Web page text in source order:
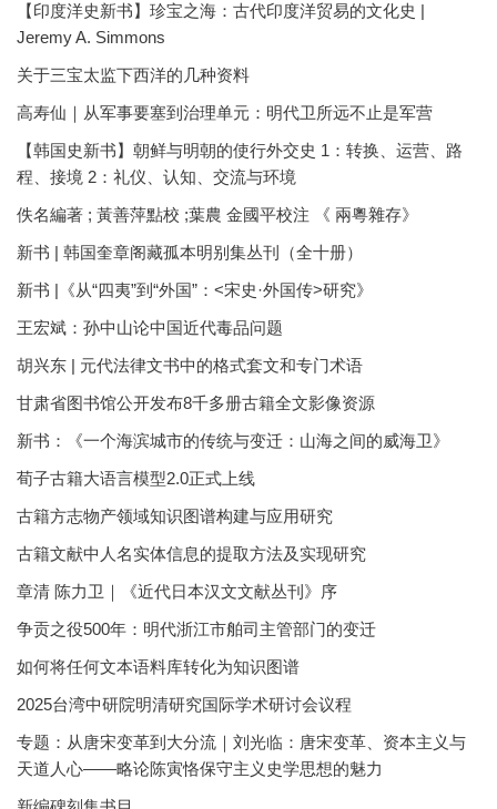
【印度洋史新书】珍宝之海：古代印度洋贸易的文化史 |
Jeremy A. Simmons
关于三宝太监下西洋的几种资料
高寿仙｜从军事要塞到治理单元：明代卫所远不止是军营
【韩国史新书】朝鲜与明朝的使行外交史 1：转换、运营、路
程、接境 2：礼仪、认知、交流与环境
佚名編著 ; 黃善萍點校 ;葉農 金國平校注 《 兩粵雜存》
新书 | 韩国奎章阁藏孤本明别集丛刊（全十册）
新书 |《从“四夷”到“外国”：<宋史·外国传>研究》
王宏斌：孙中山论中国近代毒品问题
胡兴东 | 元代法律文书中的格式套文和专门术语
甘肃省图书馆公开发布8千多册古籍全文影像资源
新书：《一个海滨城市的传统与变迁：山海之间的威海卫》
荀子古籍大语言模型2.0正式上线
古籍方志物产领域知识图谱构建与应用研究
古籍文献中人名实体信息的提取方法及实现研究
章清 陈力卫｜《近代日本汉文文献丛刊》序
争贡之役500年：明代浙江市舶司主管部门的变迁
如何将任何文本语料库转化为知识图谱
2025台湾中研院明清研究国际学术研讨会议程
专题：从唐宋变革到大分流｜刘光临：唐宋变革、资本主义与
天道人心——略论陈寅恪保守主义史学思想的魅力